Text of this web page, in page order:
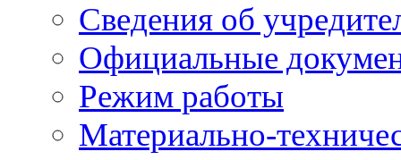
Сведения об
Официальные
Режим работы
Материально-